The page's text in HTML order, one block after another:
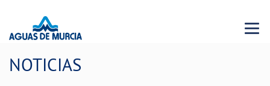
Menu
NOTICIAS